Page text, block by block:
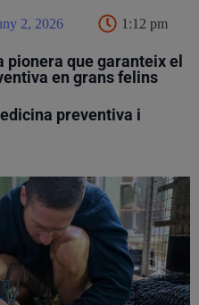
2, 2026 1:12 pm
pionera que garanteix el
en grans felins
preventiva i